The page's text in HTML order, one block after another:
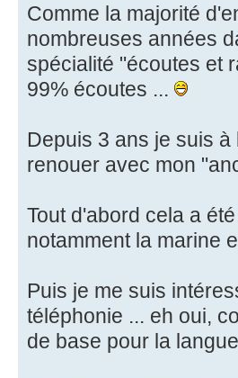
Comme la majorité
nombreuses années
spécialité "écoutes et
99% écoutes ...
Depuis 3 ans je suis
renouer avec mon
Tout d'abord cela a
notamment la marine
Puis je me suis
téléphonie ... eh oui,
de base pour la